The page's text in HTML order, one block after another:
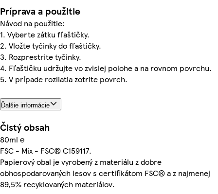
Príprava a použitie
Návod na použitie:
1. Vyberte zátku fľaštičky.
2. Vložte tyčinky do fľaštičky.
3. Rozprestrite tyčinky.
4. Fľaštičku udržujte vo zvislej polohe a na rovnom povrchu.
5. V prípade rozliatia zotrite povrch.
Ďalšie informácie
Čistý obsah
80ml ℮
FSC - Mix - FSC® C159117.
Papierový obal je vyrobený z materiálu z dobre
obhospodarovaných lesov s certifikátom FSC® a z najmenej
89,5% recyklovaných materiálov.